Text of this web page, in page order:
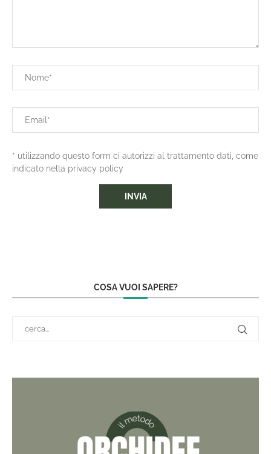
* utilizzando questo form ci autorizzi al trattamento dati, come
indicato nella privacy policy
COSA VUOI SAPERE?